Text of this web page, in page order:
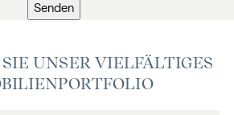
Senden
UNSER VIELFÄLTIGES